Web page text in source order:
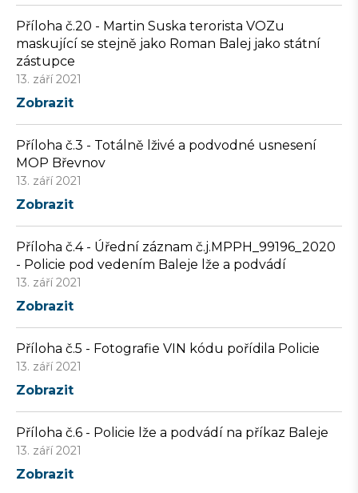
Příloha č.20 - Martin Suska terorista VOZu
maskující se stejně jako Roman Balej jako státní
zástupce
13. září 2021
Zobrazit
Příloha č.3 - Totálně lživé a podvodné usnesení
MOP Břevnov
13. září 2021
Zobrazit
Příloha č.4 - Úřední záznam č.j.MPPH_99196_2020
- Policie pod vedením Baleje lže a podvádí
13. září 2021
Zobrazit
Příloha č.5 - Fotografie VIN kódu pořídila Policie
13. září 2021
Zobrazit
Příloha č.6 - Policie lže a podvádí na příkaz Baleje
13. září 2021
Zobrazit